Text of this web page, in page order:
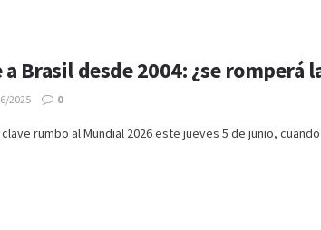
Brasil desde 2004: ¿se romperá
2025 0
rumbo al Mundial 2026 este jueves 5 de junio,